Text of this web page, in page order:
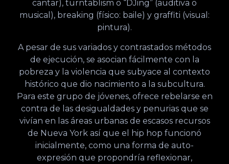
cantar), turntablism o “DJing” (auditiva o
musical), breaking (físico: baile) y graffiti (visual:
pintura).
A pesar de sus variados y contrastados métodos
de ejecución, se asocian fácilmente con la
pobreza y la violencia que subyace al contexto
histórico que dio nacimiento a la subcultura.
Para este grupo de jóvenes, ofrece rebelarse en
contra de las desigualdades y penurias que se
vivían en las áreas urbanas de escasos recursos
de Nueva York así que el hip hop funcionó
inicialmente, como una forma de auto-
expresión que propondría reflexionar,